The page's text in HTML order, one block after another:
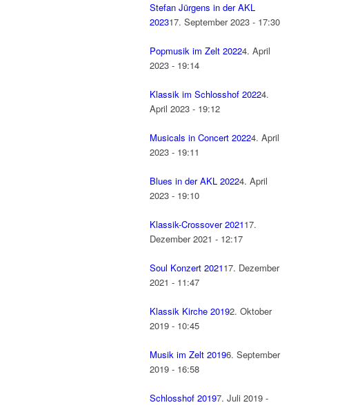
Stefan Jürgens in der AKL
202317. September 2023 - 17:30
Popmusik im Zelt 20224. April
2023 - 19:14
Klassik im Schlosshof 20224.
April 2023 - 19:12
Musicals in Concert 20224. April
2023 - 19:11
Blues in der AKL 20224. April
2023 - 19:10
Klassik-Crossover 202117.
Dezember 2021 - 12:17
Soul Konzert 202117. Dezember
2021 - 11:47
Klassik Kirche 20192. Oktober
2019 - 10:45
Musik im Zelt 20196. September
2019 - 16:58
Schlosshof 20197. Juli 2019 -